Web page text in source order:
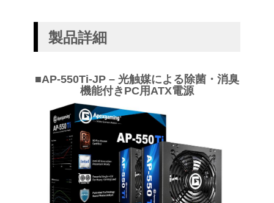
製品詳細
■AP-550Ti-JP – 光触媒による除菌・消臭
機能付きPC用ATX電源